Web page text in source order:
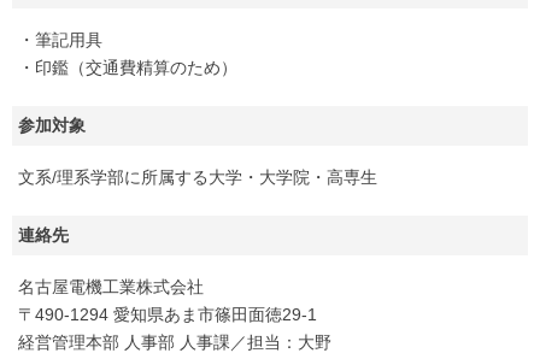
・筆記用具
・印鑑（交通費精算のため）
参加対象
文系/理系学部に所属する大学・大学院・高専生
連絡先
名古屋電機工業株式会社
〒490-1294 愛知県あま市篠田面徳29-1
経営管理本部 人事部 人事課／担当：大野